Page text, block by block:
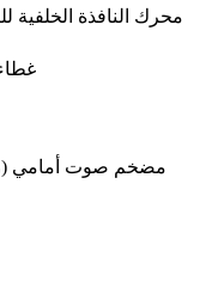
محرك النافذة الخلفية
مضخم صوت أمامي